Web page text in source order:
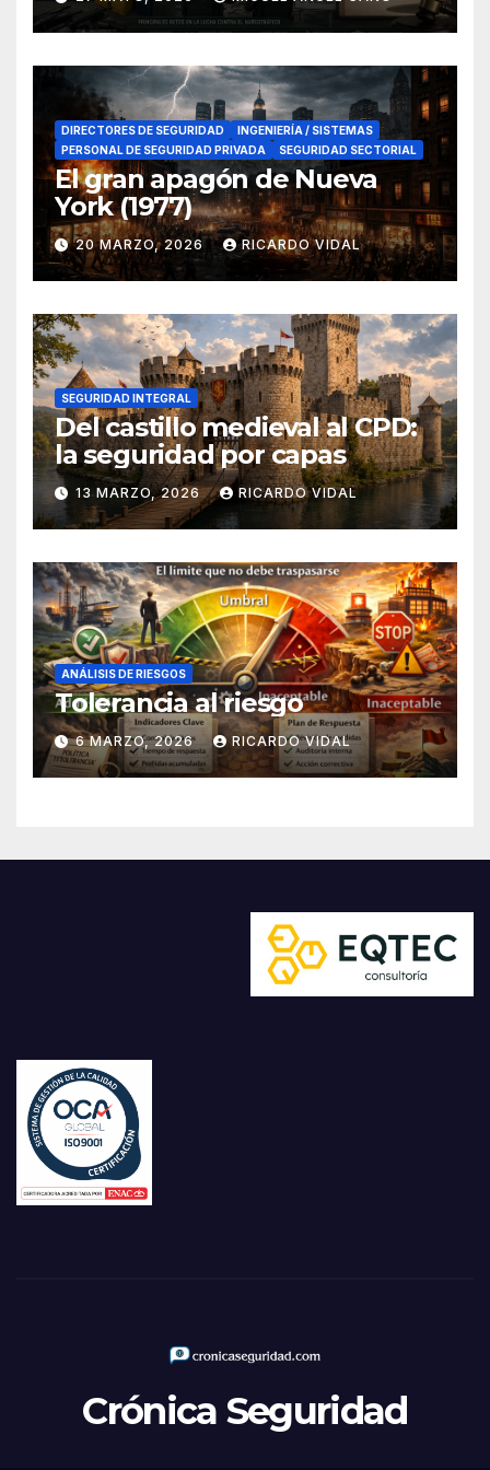
en el sur de España
DIRECTORES DE SEGURIDAD
INGENIERÍA / SISTEMAS
PERSONAL DE SEGURIDAD PRIVADA
SEGURIDAD SECTORIAL
El gran apagón de Nueva
York (1977)
20 MARZO, 2026 RICARDO VIDAL
SEGURIDAD INTEGRAL
Del castillo medieval al CPD:
la seguridad por capas
13 MARZO, 2026 RICARDO VIDAL
ANÁLISIS DE RIESGOS
Tolerancia al riesgo
6 MARZO, 2026 RICARDO VIDAL
Crónica Seguridad